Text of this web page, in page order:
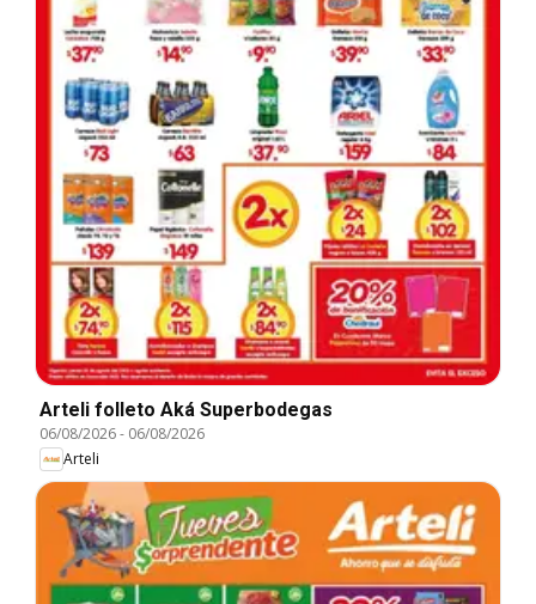
Arteli folleto Aká Superbodegas
06/08/2026- 06/08/2026
Arteli